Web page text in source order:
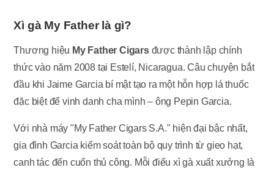
Xì gà My Father là gì?
Thương hiệu My Father Cigarsđược thành lập chính
thức vào năm 2008 tại Estelí, Nicaragua. Câu chuyện bắt
đầu khi Jaime Garcia bí mật tạo ra một hỗn hợp lá thuốc
đặc biệt để vinh danh cha mình – ông Pepin Garcia.
Với nhà máy "My Father Cigars S.A." hiện đại bậc nhất,
gia đình Garcia kiểm soát toàn bộ quy trình từ gieo hạt,
canh tác đến cuốn thủ công. Mỗi điếu xì gà xuất xưởng là